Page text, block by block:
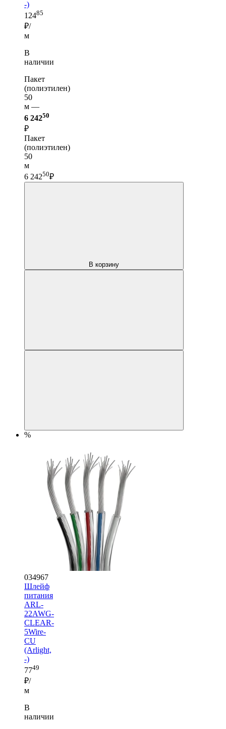
-)
12485
₽/
м
В
наличии
Пакет
(полиэтилен)
50
м —
6 24250
₽
Пакет
(полиэтилен)
50
м
6 24250₽
В корзину
%
034967
Шлейф
питания
ARL-
22AWG-
CLEAR-
5Wire-
CU
(Arlight,
-)
7749
₽/
м
В
наличии